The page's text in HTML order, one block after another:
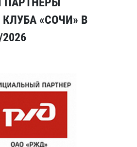
«СОЧИ» В